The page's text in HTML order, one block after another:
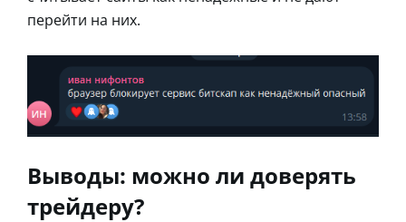
перейти на них.
Выводы: можно ли доверять
трейдеру?